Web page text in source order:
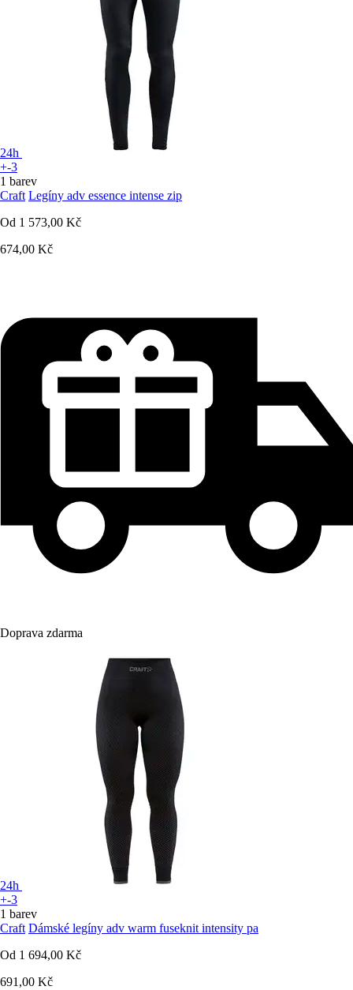
24h
+-3
1 barev
Craft Legíny adv essence intense zip
Od 1 573,00 Kč
674,00 Kč
Doprava zdarma
24h
+-3
1 barev
Craft Dámské legíny adv warm fuseknit intensity pa
Od 1 694,00 Kč
691,00 Kč